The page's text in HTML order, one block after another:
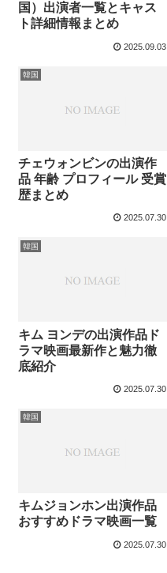
国）出演者一覧とキャス
ト詳細情報まとめ
2025.09.03
韓国
チェウォンビンの出演作
品 年齢 プロフィール 受賞
歴まとめ
2025.07.30
韓国
キム ヨンデの出演作品ド
ラマ映画最新作と魅力徹
底紹介
2025.07.30
韓国
キムジョンホン出演作品
おすすめドラマ映画一覧
2025.07.30